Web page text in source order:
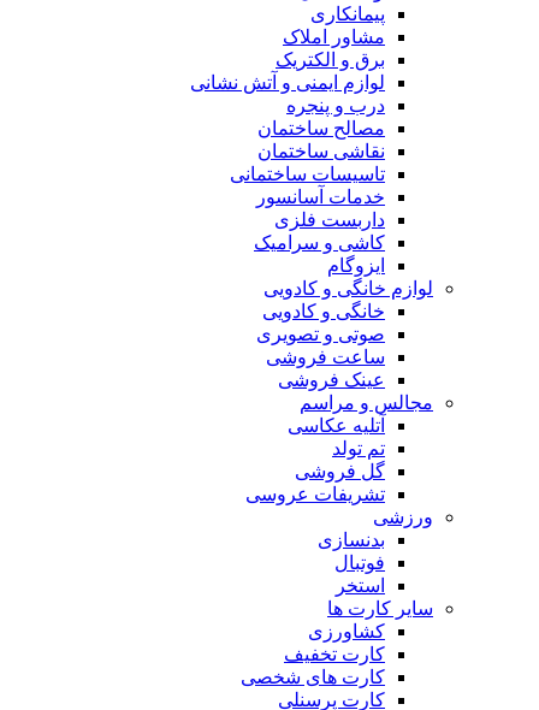
پیمانکاری
مشاور املاک
برق و الکتریک
لوازم ایمنی و آتش نشانی
درب و پنجره
مصالح ساختمان
نقاشی ساختمان
تاسیسات ساختمانی
خدمات آسانسور
داربست فلزی
کاشی و سرامیک
ایزوگام
لوازم خانگی و کادویی
خانگی و کادویی
صوتی و تصویری
ساعت فروشی
عینک فروشی
مجالس و مراسم
آتلیه عکاسی
تم تولد
گل فروشی
تشریفات عروسی
ورزشی
بدنسازی
فوتبال
استخر
سایر کارت ها
کشاورزی
کارت تخفیف
کارت های شخصی
کارت پرسنلی